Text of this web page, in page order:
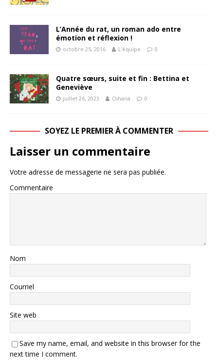
L’Année du rat, un roman ado entre
émotion et réflexion !
octobre 25, 2016 L'équipe 0
Quatre sœurs, suite et fin : Bettina et
Geneviève
juillet 26, 2023 Oihana 0
SOYEZ LE PREMIER À COMMENTER
Laisser un commentaire
Votre adresse de messagerie ne sera pas publiée.
Commentaire
Nom
Courriel
Site web
Save my name, email, and website in this browser for the
next time I comment.